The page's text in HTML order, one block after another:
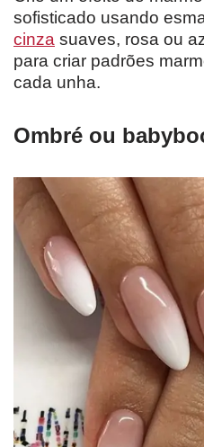
sofisticado usando
cinza suaves, rosa ou
para criar padrões
cada unha.
Ombré ou